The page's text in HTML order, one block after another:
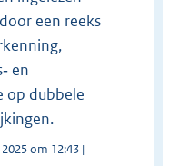
een reeks
en
op dubbele
om 12:43 |